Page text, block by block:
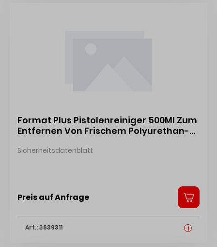
Format Plus Pistolenreiniger 500Ml Zum
Entfernen Von Frischem Polyurethan-
Sicherheitsdatenblatt
Preis auf Anfrage
Art.: 3639311 i